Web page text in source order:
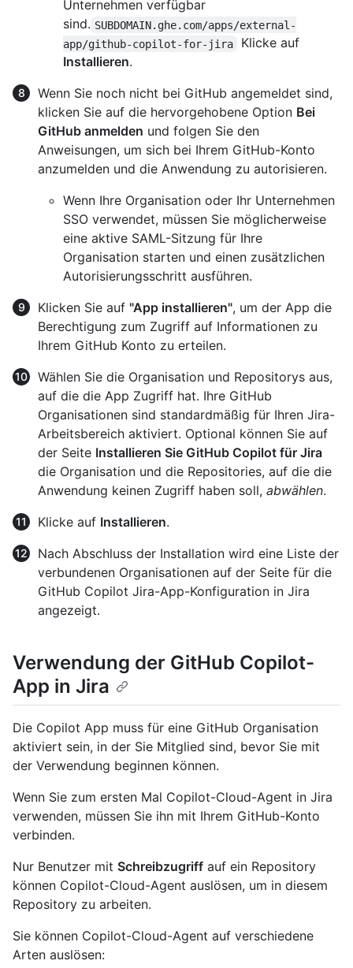
Unternehmen verfügbar
sind. SUBDOMAIN.ghe.com/apps/external-
app/github-copilot-for-jira
Klicke auf
Installieren.
Wenn Sie noch nicht bei GitHub angemeldet sind,
klicken Sie auf die hervorgehobene Option Bei
GitHub anmelden und folgen Sie den
Anweisungen, um sich bei Ihrem GitHub-Konto
anzumelden und die Anwendung zu autorisieren.
Wenn Ihre Organisation oder Ihr Unternehmen
SSO verwendet, müssen Sie möglicherweise
eine aktive SAML-Sitzung für Ihre
Organisation starten und einen zusätzlichen
Autorisierungsschritt ausführen.
Klicken Sie auf "App installieren", um der App die
Berechtigung zum Zugriff auf Informationen zu
Ihrem GitHub Konto zu erteilen.
Wählen Sie die Organisation und Repositorys aus,
auf die die App Zugriff hat. Ihre GitHub
Organisationen sind standardmäßig für Ihren Jira-
Arbeitsbereich aktiviert. Optional können Sie auf
der Seite Installieren Sie GitHub Copilot für Jira
die Organisation und die Repositories, auf die die
Anwendung keinen Zugriff haben soll, abwählen.
Klicke auf Installieren.
Nach Abschluss der Installation wird eine Liste der
verbundenen Organisationen auf der Seite für die
GitHub Copilot Jira-App-Konfiguration in Jira
angezeigt.
Verwendung der GitHub Copilot-
App in Jira
Die Copilot App muss für eine GitHub Organisation
aktiviert sein, in der Sie Mitglied sind, bevor Sie mit
der Verwendung beginnen können.
Wenn Sie zum ersten Mal Copilot-Cloud-Agent in Jira
verwenden, müssen Sie ihn mit Ihrem GitHub-Konto
verbinden.
Nur Benutzer mit Schreibzugriff auf ein Repository
können Copilot-Cloud-Agent auslösen, um in diesem
Repository zu arbeiten.
Sie können Copilot-Cloud-Agent auf verschiedene
Arten auslösen: